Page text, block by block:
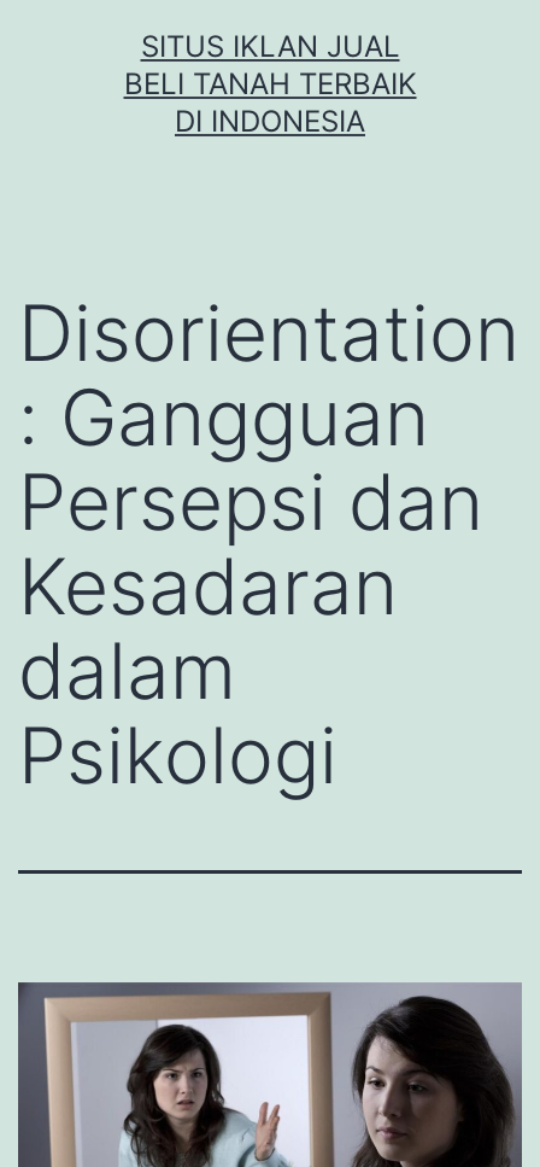
SITUS IKLAN JUAL
BELI TANAH TERBAIK
DI INDONESIA
Disorientation
: Gangguan
Persepsi dan
Kesadaran
dalam
Psikologi